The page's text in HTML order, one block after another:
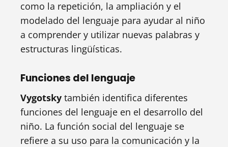
como la repetición, la ampliación y el
modelado del lenguaje para ayudar al niño
a comprender y utilizar nuevas palabras y
estructuras lingüísticas.
Funciones del lenguaje
Vygotsky también identifica diferentes
funciones del lenguaje en el desarrollo del
niño. La función social del lenguaje se
refiere a su uso para la comunicación y la